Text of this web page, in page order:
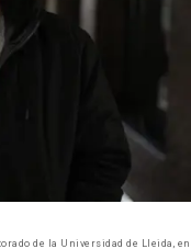
de la Universidad de Lleida, en